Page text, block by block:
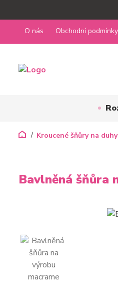
O nás Obchodní podmínky
Kroucené šňůry na duhy
Bavlněná šňůra